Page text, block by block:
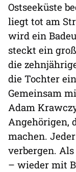
Ostseeküste
liegt tot am
wird ein
steckt ein
die
die Tochter
Gemeinsam
Adam
Angehörigen,
machen.
verbergen.
– wieder mit